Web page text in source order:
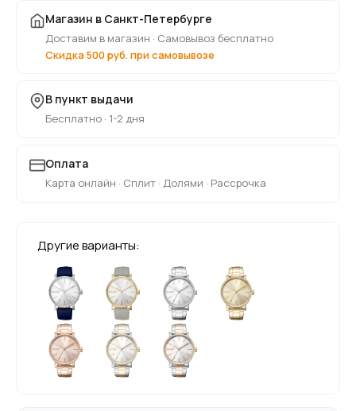
Магазин в Санкт-Петербурге
Доставим в магазин · Самовывоз бесплатно
Скидка 500 руб. при самовывозе
В пункт выдачи
Бесплатно · 1-2 дня
Оплата
Карта онлайн · Сплит · Долями · Рассрочка
Другие варианты: